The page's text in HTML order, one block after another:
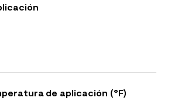
de aplicación (°F)